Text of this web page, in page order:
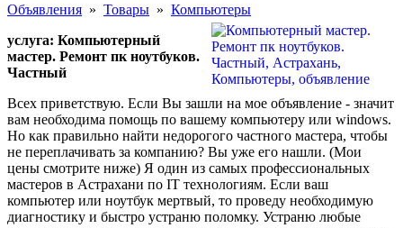
Объявления » Товары » Компьютеры
услуга: Компьютерный
мастер. Ремонт пк ноутбуков.
Частный
Всех приветствую. Если Вы зашли на мое объявление - значит
вам необходима помощь по вашему компьютеру или windows.
Но как правильно найти недорогого частного мастера, чтобы
не переплачивать за компанию? Вы уже его нашли. (Мои
цены смотрите ниже) Я один из самых профессиональных
мастеров в Астрахани по IT технологиям. Если ваш
компьютер или ноутбук мертвый, то проведу необходимую
диагностику и быстро устраню поломку. Устраню любые